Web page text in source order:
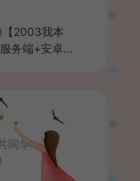
【2003我本
务端+安卓苹
同学